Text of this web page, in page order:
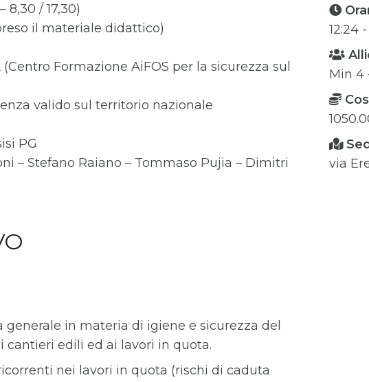
8,30 / 17,30)
il materiale didattico)
(Centro Formazione AiFOS per la sicurezza sul
valido sul territorio nazionale
PG
– Stefano Raiano – Tommaso Pujia – Dimitri
generale in materia di igiene e sicurezza del
edili ed ai lavori in quota.
nei lavori in quota (rischi di caduta
12:24
Min 4
via